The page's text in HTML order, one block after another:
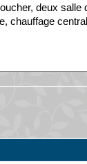
deux salle
chauffage